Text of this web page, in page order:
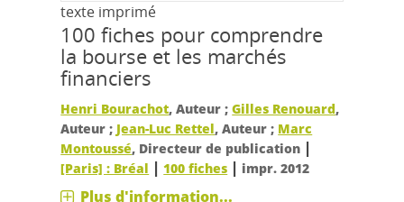
texte imprimé
100 fiches pour comprendre
la bourse et les marchés
financiers
Henri Bourachot, Auteur ;Gilles Renouard,
Auteur ; Jean-Luc Rettel, Auteur ; Marc
Montoussé, Directeur de publication |
[Paris] : Bréal |100 fiches | impr. 2012
Plus d'information...